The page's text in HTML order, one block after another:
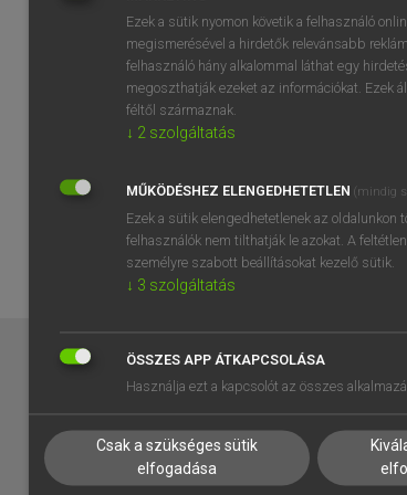
BELÉPÉS
EGYÉNI FELHASZNÁLÓKNAK
TANULÓKNAK
VÁLLALATI MEGOLDÁSOK
SÚGÓ
RÓLUNK
SÜTI
Ezek a sütik nyomon követik a felhasználó
megismerésével a hirdetők relevánsabb
felhasználó hány alkalommal láthat egy
megoszthatják ezeket az információkat. Ezek
féltől származnak.
↓ 2 szolgáltatás
MŰKÖDÉSHEZ ELENGEDHETETLEN (mindig
Ezek a sütik elengedhetetlenek az
felhasználók nem tilthatják le azokat. A
személyre szabott beállításokat kezelő sütik.
↓ 3 szolgáltatás
ÖSSZES APP ÁTKAPCSOLÁSA
Használja ezt a kapcsolót az összes
Csak a szükséges sütik
elfogadása